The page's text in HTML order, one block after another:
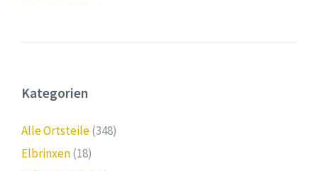
Kategorien
Alle Ortsteile(348)
Elbrinxen(18)